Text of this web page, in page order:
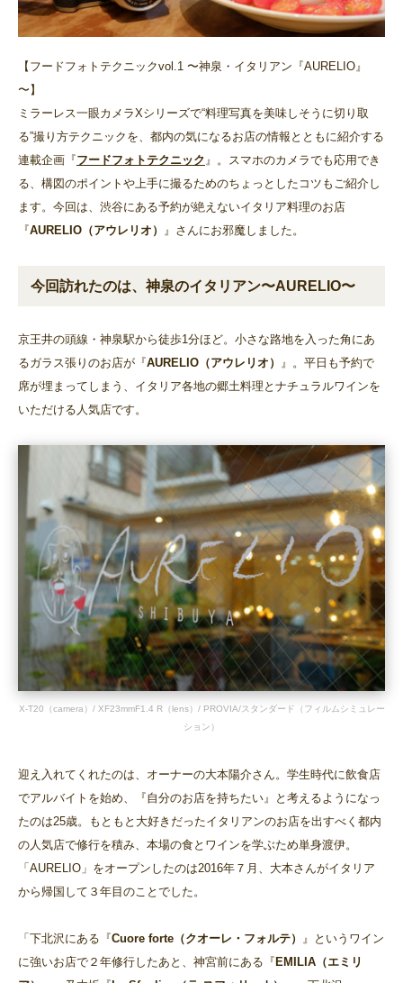
【フードフォトテクニックvol.1 〜神泉・イタリアン『AURELIO』
〜】
ミラーレス一眼カメラXシリーズで“料理写真を美味しそうに切り取
る”撮り方テクニックを、都内の気になるお店の情報とともに紹介する
連載企画『フードフォトテクニック 』。スマホのカメラでも応用でき
る、構図のポイントや上手に撮るためのちょっとしたコツもご紹介し
ます。今回は、渋谷にある予約が絶えないイタリア料理のお店
『AURELIO（アウレリオ） 』さんにお邪魔しました。
今回訪れたのは、神泉のイタリアン〜AURELIO〜
京王井の頭線・神泉駅から徒歩1分ほど。小さな路地を入った角にあ
るガラス張りのお店が『AURELIO（アウレリオ）
』。平日も予約で
席が埋まってしまう、イタリア各地の郷土料理とナチュラルワインを
いただける人気店です。
X-T20（camera）/ XF23mmF1.4 R（lens）/ PROVIA/スタンダード（フィルムシミュレー
ション）
迎え入れてくれたのは、オーナーの大本陽介さん。学生時代に飲食店
でアルバイトを始め、『自分のお店を持ちたい』と考えるようになっ
たのは25歳。もともと大好きだったイタリアンのお店を出すべく都内
の人気店で修行を積み、本場の食とワインを学ぶため単身渡伊。
「AURELIO」をオープンしたのは2016年７月、大本さんがイタリア
から帰国して３年目のことでした。
「下北沢にある『Cuore forte（クオーレ・フォルテ）
』というワイン
に強いお店で２年修行したあと、神宮前にある『 EMILIA（エミリ